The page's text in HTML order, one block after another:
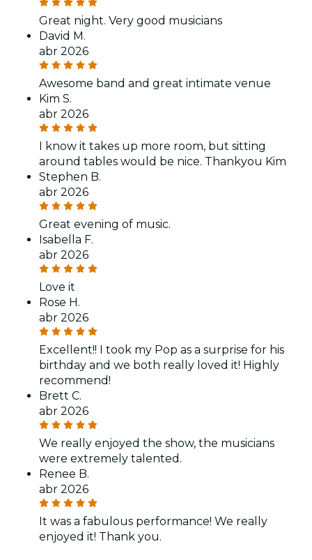
Great night. Very good musicians
David M.
abr 2026
Awesome band and great intimate venue
Kim S.
abr 2026
I know it takes up more room, but sitting
around tables would be nice. Thankyou Kim
Stephen B.
abr 2026
Great evening of music.
Isabella F.
abr 2026
Love it
Rose H.
abr 2026
Excellent!! I took my Pop as a surprise for his
birthday and we both really loved it! Highly
recommend!
Brett C.
abr 2026
We really enjoyed the show, the musicians
were extremely talented.
Renee B.
abr 2026
It was a fabulous performance! We really
enjoyed it! Thank you.